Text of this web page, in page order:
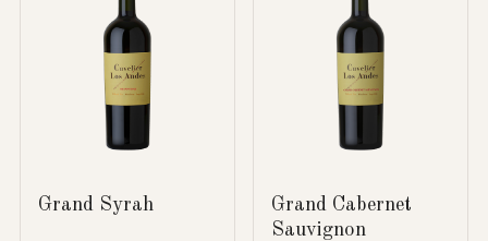
Grand Syrah
Grand Cabernet
Sauvignon